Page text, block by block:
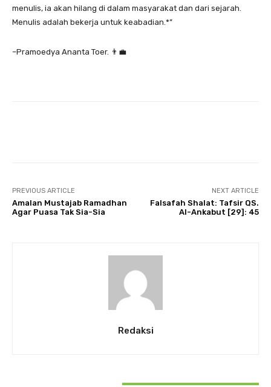
menulis, ia akan hilang di dalam masyarakat dan dari sejarah.
Menulis adalah bekerja untuk keabadian.*”
–Pramoedya Ananta Toer. 👨‍💼
PREVIOUS ARTICLE
Amalan Mustajab Ramadhan
Agar Puasa Tak Sia-Sia
NEXT ARTICLE
Falsafah Shalat: Tafsir QS.
Al-Ankabut [29]: 45
Redaksi